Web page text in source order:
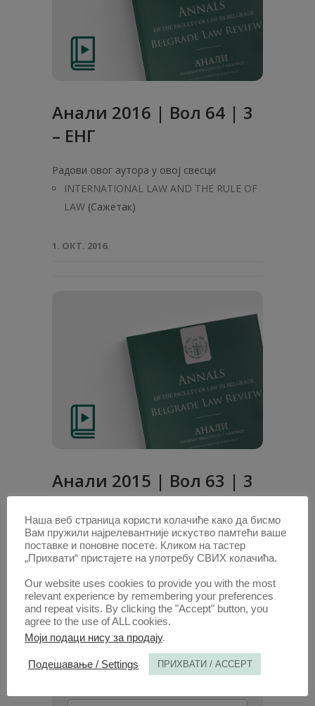
Анали 2016 | Вол 64 | 3
– ЕНГ
Радови овог аутора у овој свесци
INTERNATIONAL LAW AND THE RULE OF
LAW (Сажетак)
1. ОКТ. 2016.
Анали 2015 | Вол 63 | 3
Радови овог аутора у овој свесци
DIRECT EFFECT OF THE EUROPEAN
CONVENTIONON HUMAN RIGHTS
1. ОКТ. 2015.
ПОТРАЖИТЕ АУТОРА /
Наша веб страница користи колачиће како да бисмо
Вам пружили најрелевантније искуство памтећи ваше
поставке и поновне посете. Кликом на тастер
„Прихвати“ пристајете на употребу СВИХ колачића.
Our website uses cookies to provide you with the most
relevant experience by remembering your preferences
and repeat visits. By clicking the "Accept" button, you
agree to the use of ALL cookies.
Моји подаци нису за продају.
Подешавање / Settings ПРИХВАТИ / ACCEPT